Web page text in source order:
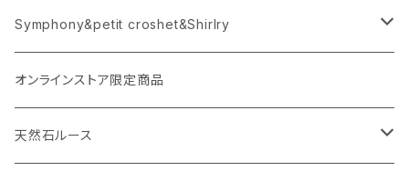
Symphony&petit croshet&Shirlry
Symphony（シンフォニー）
Petit crochet（プチ・クロシェ）
オンラインストア限定商品
天然石ルース